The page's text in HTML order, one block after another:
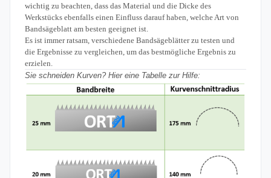
wichtig zu beachten, dass das Material und die Dicke des
Werkstücks ebenfalls einen Einfluss darauf haben, welche Art von
Bandsägeblatt am besten geeignet ist.
Es ist immer ratsam, verschiedene Bandsägeblätter zu testen und
die Ergebnisse zu vergleichen, um das bestmögliche Ergebnis zu
erzielen.
Sie schneiden Kurven? Hier eine Tabelle zur Hilfe: